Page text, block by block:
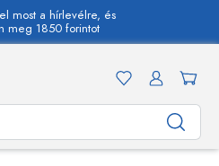
most a hírlevélre, és
meg 1850 forintot